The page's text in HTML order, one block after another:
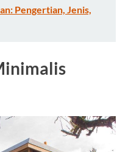
Pengertian, Jenis,